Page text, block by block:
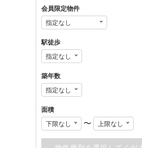
会員限定物件
駅徒歩
築年数
面積
〜